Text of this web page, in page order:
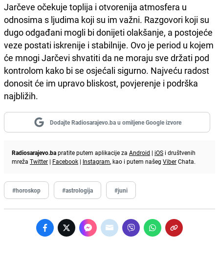
Jarčeve očekuje toplija i otvorenija atmosfera u
odnosima s ljudima koji su im važni. Razgovori koji su
dugo odgađani mogli bi donijeti olakšanje, a postojeće
veze postati iskrenije i stabilnije. Ovo je period u kojem
će mnogi Jarčevi shvatiti da ne moraju sve držati pod
kontrolom kako bi se osjećali sigurno. Najveću radost
donosit će im upravo bliskost, povjerenje i podrška
najbližih.
Dodajte Radiosarajevo.ba u omiljene Google izvore
Radiosarajevo.bapratite putem aplikacije za Android | iOS i društvenih
mreža Twitter | Facebook | Instagram, kao i putem našeg ViberChata.
#horoskop #astrologija #juni